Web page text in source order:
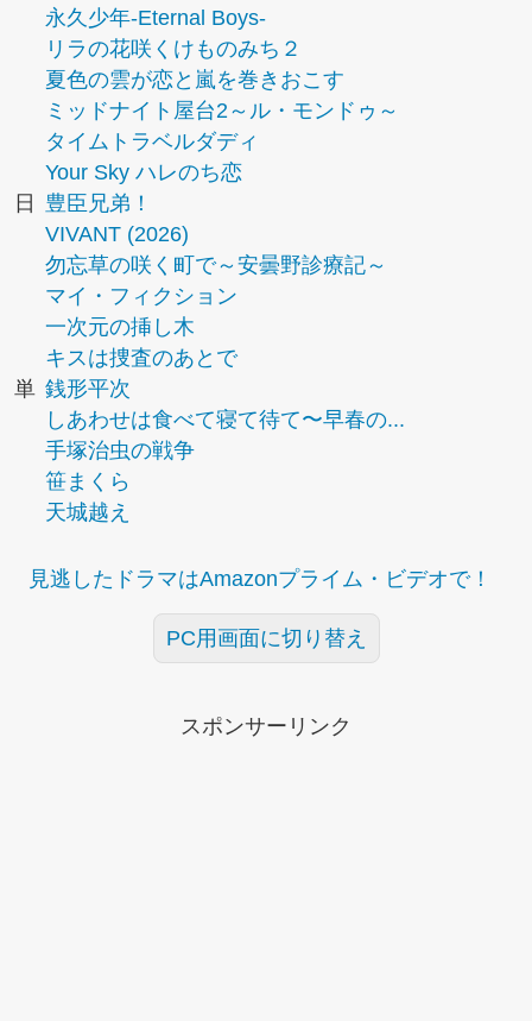
永久少年-Eternal Boys-
リラの花咲くけものみち２
夏色の雲が恋と嵐を巻きおこす
ミッドナイト屋台2～ル・モンドゥ～
タイムトラベルダディ
Your Sky ハレのち恋
日
豊臣兄弟！
VIVANT (2026)
勿忘草の咲く町で～安曇野診療記～
マイ・フィクション
一次元の挿し木
キスは捜査のあとで
単 銭形平次
しあわせは食べて寝て待て〜早春の...
手塚治虫の戦争
笹まくら
天城越え
見逃したドラマはAmazonプライム・ビデオで！
PC用画面に切り替え
スポンサーリンク